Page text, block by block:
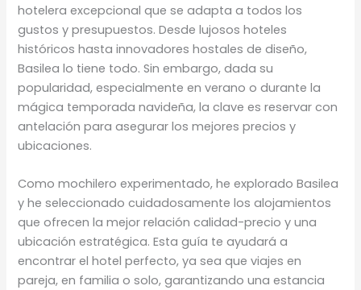
hotelera excepcional que se adapta a todos los
gustos y presupuestos. Desde lujosos hoteles
históricos hasta innovadores hostales de diseño,
Basilea lo tiene todo. Sin embargo, dada su
popularidad, especialmente en verano o durante la
mágica temporada navideña, la clave es reservar con
antelación para asegurar los mejores precios y
ubicaciones.
Como mochilero experimentado, he explorado Basilea
y he seleccionado cuidadosamente los alojamientos
que ofrecen la mejor relación calidad-precio y una
ubicación estratégica. Esta guía te ayudará a
encontrar el hotel perfecto, ya sea que viajes en
pareja, en familia o solo, garantizando una estancia